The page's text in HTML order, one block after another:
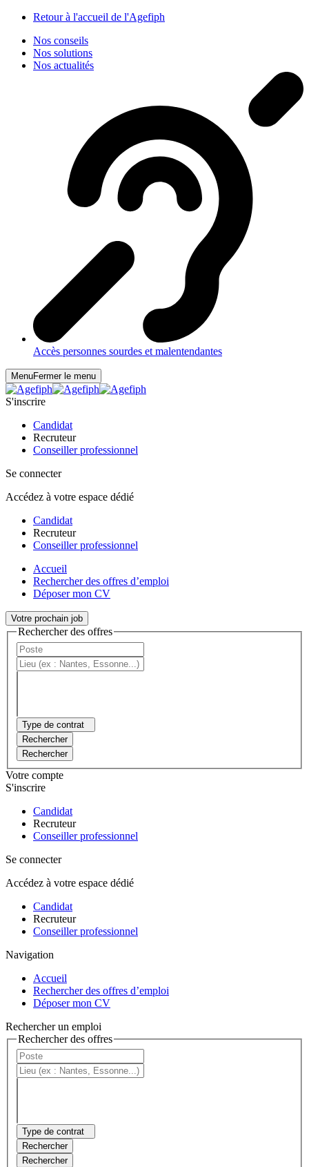
Retour à l'accueil de l'Agefiph
Nos conseils
Nos solutions
Nos actualités
Accès personnes sourdes et malentendantes
MenuFermer le menu
S'inscrire
Candidat
Recruteur
Conseiller professionnel
Se connecter
Accédez à votre espace dédié
Candidat
Recruteur
Conseiller professionnel
Accueil
Rechercher des offres d’emploi
Déposer mon CV
Votre prochain job
Rechercher des offres
Type de contrat
Rechercher
Rechercher
Votre compte
S'inscrire
Candidat
Recruteur
Conseiller professionnel
Se connecter
Accédez à votre espace dédié
Candidat
Recruteur
Conseiller professionnel
Navigation
Accueil
Rechercher des offres d’emploi
Déposer mon CV
Rechercher un emploi
Rechercher des offres
Type de contrat
Rechercher
Rechercher